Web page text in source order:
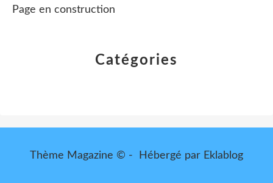
Catégories
Page en construction
Thème Magazine © - Hébergé par Eklablog